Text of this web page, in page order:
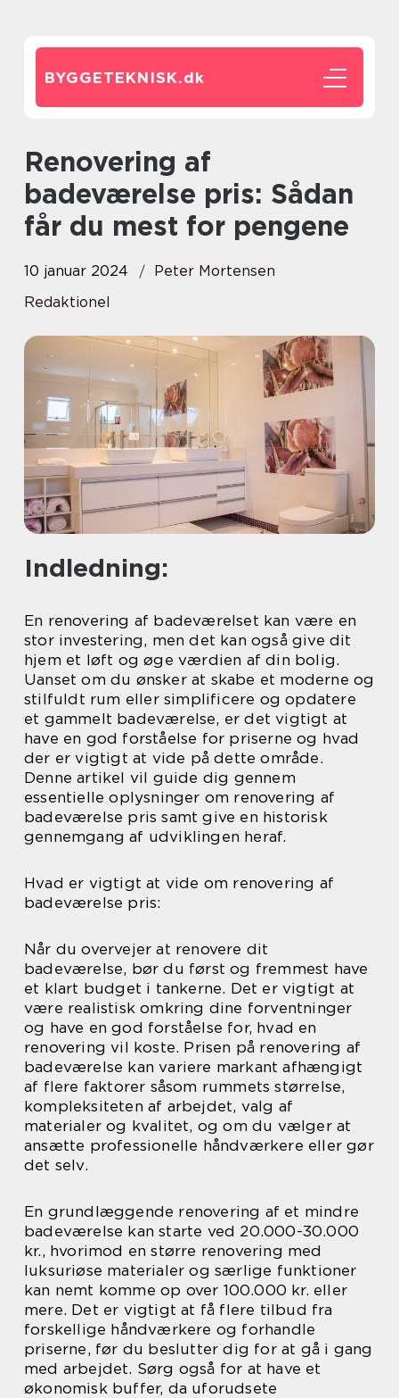
BYGGETEKNISK.dk
Renovering af
badeværelse pris: Sådan
får du mest for pengene
10 januar 2024
Peter Mortensen
Redaktionel
Indledning:
En renovering af badeværelset kan være en
stor investering, men det kan også give dit
hjem et løft og øge værdien af din bolig.
Uanset om du ønsker at skabe et moderne og
stilfuldt rum eller simplificere og opdatere
et gammelt badeværelse, er det vigtigt at
have en god forståelse for priserne og hvad
der er vigtigt at vide på dette område.
Denne artikel vil guide dig gennem
essentielle oplysninger om renovering af
badeværelse pris samt give en historisk
gennemgang af udviklingen heraf.
Hvad er vigtigt at vide om renovering af
badeværelse pris:
Når du overvejer at renovere dit
badeværelse, bør du først og fremmest have
et klart budget i tankerne. Det er vigtigt at
være realistisk omkring dine forventninger
og have en god forståelse for, hvad en
renovering vil koste. Prisen på renovering af
badeværelse kan variere markant afhængigt
af flere faktorer såsom rummets størrelse,
kompleksiteten af arbejdet, valg af
materialer og kvalitet, og om du vælger at
ansætte professionelle håndværkere eller gør
det selv.
En grundlæggende renovering af et mindre
badeværelse kan starte ved 20.000-30.000
kr., hvorimod en større renovering med
luksuriøse materialer og særlige funktioner
kan nemt komme op over 100.000 kr. eller
mere. Det er vigtigt at få flere tilbud fra
forskellige håndværkere og forhandle
priserne, før du beslutter dig for at gå i gang
med arbejdet. Sørg også for at have et
økonomisk buffer, da uforudsete